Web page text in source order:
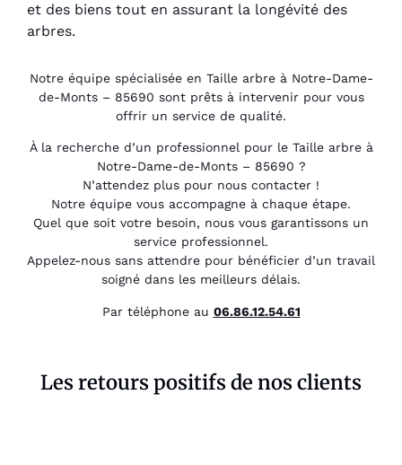
et des biens tout en assurant la longévité des
arbres.
Notre équipe spécialisée en Taille arbre à Notre-Dame-
de-Monts – 85690 sont prêts à intervenir pour vous
offrir un service de qualité.
À la recherche d’un professionnel pour le Taille arbre à
Notre-Dame-de-Monts – 85690 ?
N’attendez plus pour nous contacter !
Notre équipe vous accompagne à chaque étape.
Quel que soit votre besoin, nous vous garantissons un
service professionnel.
Appelez-nous sans attendre pour bénéficier d’un travail
soigné dans les meilleurs délais.
Par téléphone au 06.86.12.54.61
Les retours positifs de nos clients